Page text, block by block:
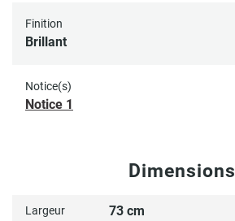
Finition
Brillant
Notice(s)
Notice 1
Dimensions
Largeur 73 cm